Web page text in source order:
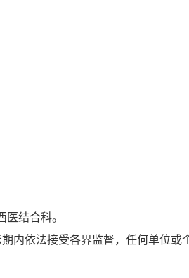
结合科。
依法接受各界监督，任何单位或